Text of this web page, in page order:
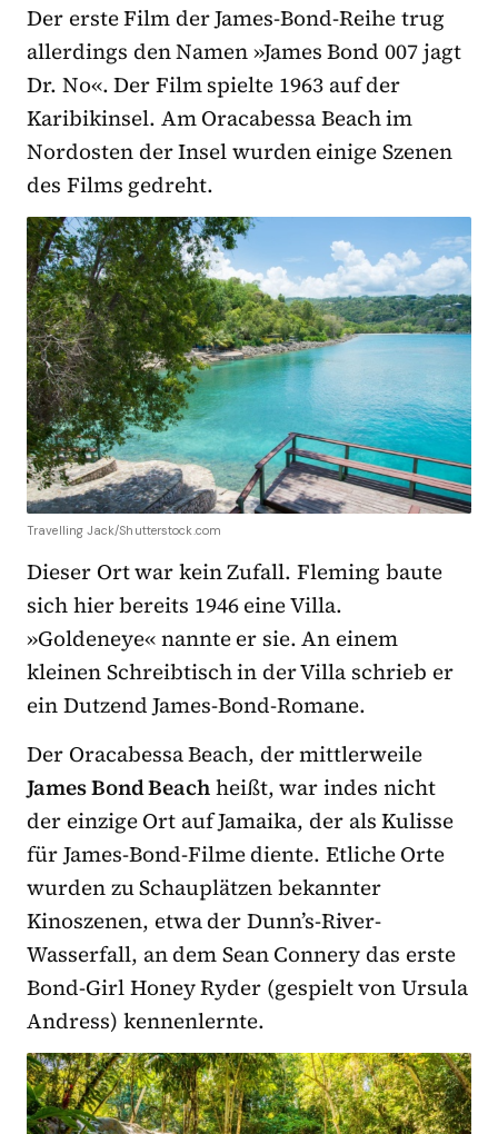
Der erste Film der James-Bond-Reihe trug
allerdings den Namen »James Bond 007 jagt
Dr. No«. Der Film spielte 1963 auf der
Karibikinsel. Am Oracabessa Beach im
Nordosten der Insel wurden einige Szenen
des Films gedreht.
Travelling Jack/Shutterstock.com
Dieser Ort war kein Zufall. Fleming baute
sich hier bereits 1946 eine Villa.
»Goldeneye« nannte er sie. An einem
kleinen Schreibtisch in der Villa schrieb er
ein Dutzend James-Bond-Romane.
Der Oracabessa Beach, der mittlerweile
James Bond Beachheißt, war indes nicht
der einzige Ort auf Jamaika, der als Kulisse
für James-Bond-Filme diente. Etliche Orte
wurden zu Schauplätzen bekannter
Kinoszenen, etwa der Dunn’s-River-
Wasserfall, an dem Sean Connery das erste
Bond-Girl Honey Ryder (gespielt von Ursula
Andress) kennenlernte.